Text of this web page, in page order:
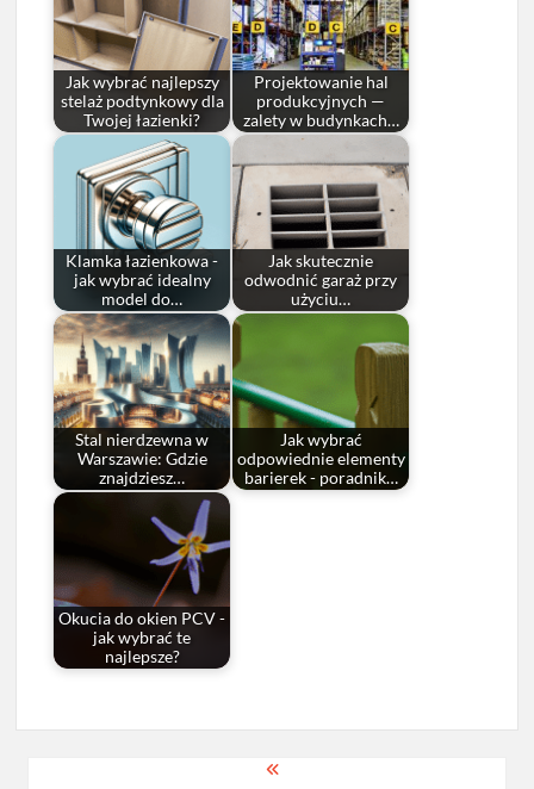
Jak wybrać najlepszy
stelaż podtynkowy dla
Twojej łazienki?
Projektowanie hal
produkcyjnych —
zalety w budynkach…
Klamka łazienkowa -
jak wybrać idealny
model do…
Jak skutecznie
odwodnić garaż przy
użyciu…
Stal nierdzewna w
Warszawie: Gdzie
znajdziesz…
Jak wybrać
odpowiednie elementy
barierek - poradnik…
Okucia do okien PCV -
jak wybrać te
najlepsze?